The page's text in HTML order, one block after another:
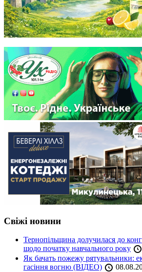
Свіжі новини
Тернопільщина долучилася до
щодо початку навчального року
Як бачать пожежу рятувальники:
гасіння вогню (ВІДЕО)